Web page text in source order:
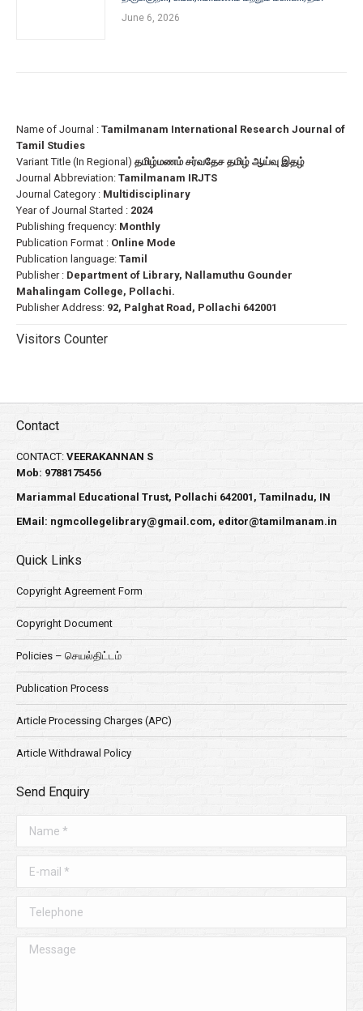
June 6, 2026
Name of Journal : Tamilmanam International Research Journal of
Tamil Studies
Variant Title (In Regional) தமிழ்மணம் சர்வதேச தமிழ் ஆய்வு இதழ்
Journal Abbreviation: Tamilmanam IRJTS
Journal Category : Multidisciplinary
Year of Journal Started : 2024
Publishing frequency: Monthly
Publication Format : Online Mode
Publication language: Tamil
Publisher : Department of Library, Nallamuthu Gounder
Mahalingam College, Pollachi.
Publisher Address: 92, Palghat Road, Pollachi 642001
Visitors Counter
Contact
CONTACT: VEERAKANNAN S
Mob: 9788175456
Mariammal Educational Trust, Pollachi 642001, Tamilnadu, IN
EMail: ngmcollegelibrary@gmail.com, editor@tamilmanam.in
Quick Links
Copyright Agreement Form
Copyright Document
Policies – செயல்திட்டம்
Publication Process
Article Processing Charges (APC)
Article Withdrawal Policy
Send Enquiry
Message